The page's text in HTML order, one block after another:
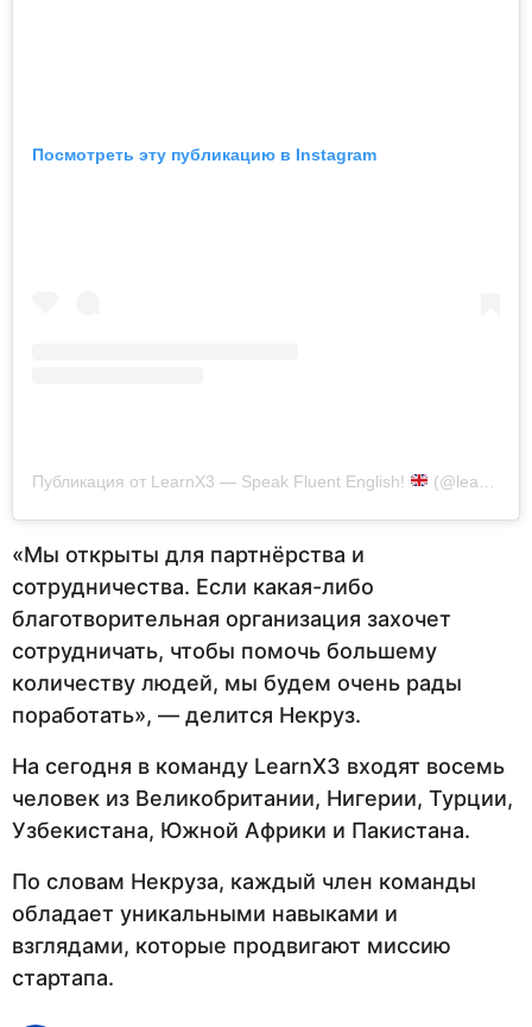
Посмотреть эту публикацию в Instagram
Публикация от LearnX3 — Speak Fluent English! (@learnx3_english)
«Мы открыты для партнёрства и
сотрудничества. Если какая-либо
благотворительная организация захочет
сотрудничать, чтобы помочь большему
количеству людей, мы будем очень рады
поработать», — делится Некруз.
На сегодня в команду LearnX3 входят восемь
человек из Великобритании, Нигерии, Турции,
Узбекистана, Южной Африки и Пакистана.
По словам Некруза, каждый член команды
обладает уникальными навыками и
взглядами, которые продвигают миссию
стартапа.